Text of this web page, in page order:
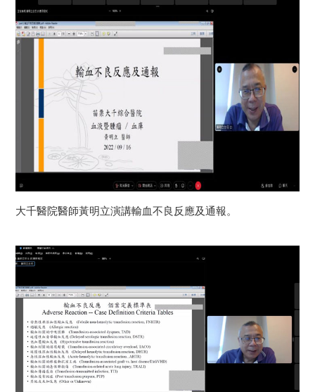
大千醫院醫師黃明立演講輸血不良反應及通報。